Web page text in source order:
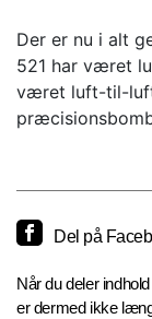
Der er nu i alt
521 har været
været luft-til-
Del på
Når du deler
er dermed ikke